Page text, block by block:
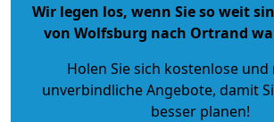
Wir legen los, wenn Sie so weit
von Wolfsburg nach Ortrand
Holen Sie sich kostenlose
unverbindliche Angebote, damit
besser planen!